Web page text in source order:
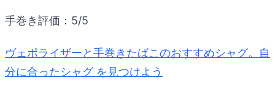
手巻き評価：5/5
ヴェポライザーと手巻きたばこのおすすめシャグ。自
分に合ったシャグ を見つけよう